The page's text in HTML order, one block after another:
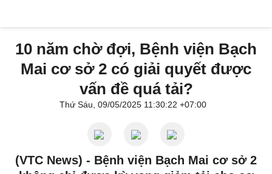
10 năm chờ đợi, Bệnh viện Bạch
Mai cơ sở 2 có giải quyết được
vấn đề quá tải?
Thứ Sáu, 09/05/2025 11:30:22 +07:00
(VTC News) - Bệnh viện Bạch Mai cơ sở 2